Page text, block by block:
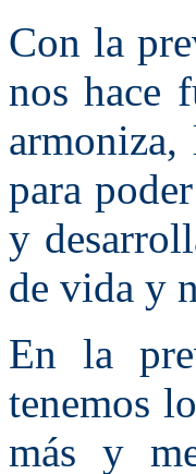
Con la
nos hace
para
y
de vida y
En la
tenemos
más y